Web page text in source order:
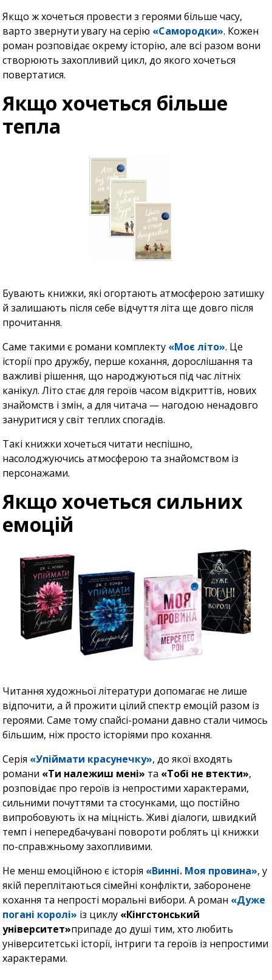
Якщо ж хочеться провести з героями більше часу,
варто звернути увагу на серію «Самородки». Кожен
роман розповідає окрему історію, але всі разом вони
створюють захопливий цикл, до якого хочеться
повертатися.
Якщо хочеться більше
тепла
Бувають книжки, які огортають атмосферою затишку
й залишають після себе відчуття літа ще довго після
прочитання.
Саме такими є романи комплекту «Моє літо». Це
історії про дружбу, перше кохання, дорослішання та
важливі рішення, що народжуються під час літніх
канікул. Літо стає для героїв часом відкриттів, нових
знайомств і змін, а для читача — нагодою ненадовго
зануритися у світ теплих спогадів.
Такі книжки хочеться читати неспішно,
насолоджуючись атмосферою та знайомством із
персонажами.
Якщо хочеться сильних
емоцій
Читання художньої літератури допомагає не лише
відпочити, а й прожити цілий спектр емоцій разом із
героями. Саме тому спайсі-романи давно стали чимось
більшим, ніж просто історіями про кохання.
Серія «Упіймати красунечку», до якої входять
романи «Ти належиш мені» та «Тобі не втекти»,
розповідає про героїв із непростими характерами,
сильними почуттями та стосунками, що постійно
випробовують їх на міцність. Живі діалоги, швидкий
темп і непередбачувані повороти роблять ці книжки
по-справжньому захопливими.
Не менш емоційною є історія «Винні. Моя провина», у
якій переплітаються сімейні конфлікти, заборонене
кохання та непрості моральні вибори. А роман «Дуже
погані королі» із циклу «Кінгстонський
університет»припаде до душі тим, хто любить
університетські історії, інтриги та героїв із непростими
характерами.